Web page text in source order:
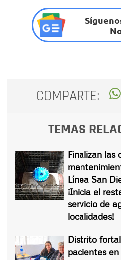
COMPARTE:
TEMAS
Finalizan las
Línea San
¡Inicia el
servicio de
localidades!
Distrito
pacientes